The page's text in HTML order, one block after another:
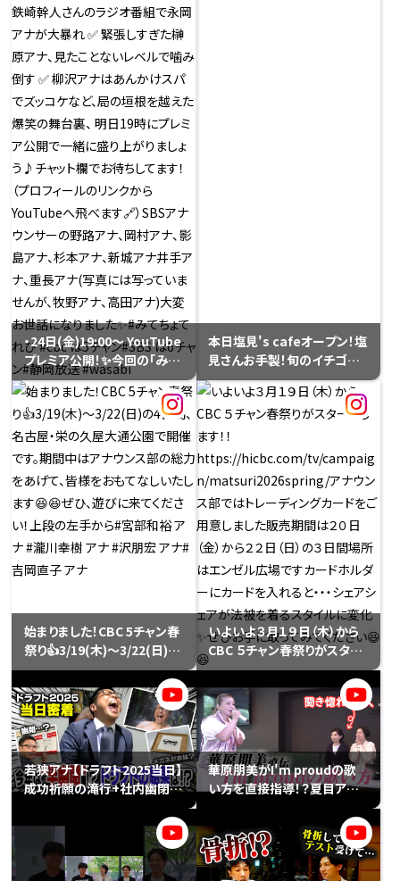
・24日(金)19:00〜 YouTube
プレミア公開！✨今回の「みて
ちょ」はSBS静岡放送さんへ
お邪魔した豪華コラボ！ のは
ずが…とんでもない事態に😂
地元の静岡に凱旋した夏目ア
ナがマイクがONなのに気づ
かずにヒソヒソ話をしてしまう
前代未聞のうっかり発動⚡️さら
に ✅ 鉄崎幹人さんのラジオ
番組で永岡アナが大暴れ ✅
緊張しすぎた榊原アナ、見たこ
とないレベルで噛み倒す ✅
た爆笑の舞台裏、 明日19時に
プレミア公開で一緒に盛り上
がりましょう♪チャット欄でお
待ちしてます！（プロフィール
のリンクからYouTubeへ飛
べます🔗）SBSアナウンサー
の野路アナ、岡村アナ、影島ア
ナ、杉本アナ、新城アナ井手ア
ナ、重長アナ(写真には写って
いませんが、牧野アナ、高田ア
✨#みてちょてれび #cbc は5
チャン#SBS は6チャン#静岡
放送 #wasabi
本日塩見's cafeオープン！塩
見さんお手製！旬のイチゴが
乗ったしっとりスポンジのお
いしいショートケーキ♡イメ
ージは…ハヤセショート！（途
中で面倒くさくなり笑、簡易版
だそうです😂）極上のお味で
した♡いよいよ明後日最終回
『リブート』、ぜひご覧くださ
い！
始まりました！CBC 5チャン春
祭り👍3/19(木)〜3/22(日)の
4日間、名古屋・栄の久屋大通
公園で開催です。期間中はア
ナウンス部の総力をあげて、
皆様をおもてなしいたします
😆😆ぜひ、遊びに来てくださ
い！上段の左手から#宮部和
裕 アナ #瀧川幸樹 アナ #沢
朋宏 アナ#吉岡直子 アナ
いよいよ３月１９日（木）から
CBC ５チャン春祭りがスター
トします！！
https://hicbc.com/tv/ca
mpaign/matsuri2026spri
ng/アナウンス部ではトレー
ディングカードをご用意しまし
た販売期間は２０日（金）から
２２日（日）の３日間場所はエ
ンゼル広場ですカードホルダ
ーにカードを入れると・・・シェ
アシェアが法被を着るスタイ
ルに変化✨ぜひお手に取って
みてください😆😆
若狭アナ【ドラフト2025当日】
成功祈願の滝行+社内幽閉の
るか？それとも早朝ロケとい
う半幽閉が運命を変えたか？
華原朋美がI'm proudの歌
い方を直接指導！？夏目アナ
プできるのか？【準備運動から
実践まで歌ってみた】